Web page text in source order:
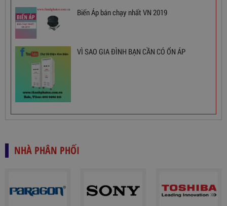
3,380,000
Biến Áp bán chạy nhất VN 2019
VÌ SAO GIA ĐÌNH BẠN CẦN CÓ ỔN ÁP
NHÀ PHÂN PHỐI